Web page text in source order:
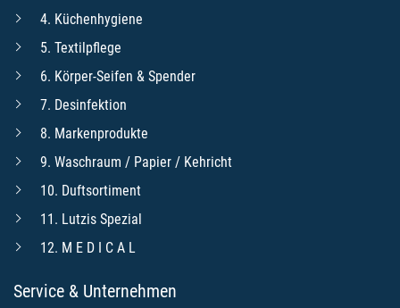
4. Küchenhygiene
5. Textilpflege
6. Körper-Seifen & Spender
7. Desinfektion
8. Markenprodukte
9. Waschraum / Papier / Kehricht
10. Duftsortiment
11. Lutzis Spezial
12. M E D I C A L
Service & Unternehmen